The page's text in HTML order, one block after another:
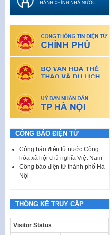
CÔNG BÁO ĐIỆN TỬ
Công báo điện tử nước Cộng
hòa xã hội chủ nghĩa Việt Nam
Công báo điện tử thành phố Hà
Nội
THỐNG KÊ TRUY CẬP
Visitor Status